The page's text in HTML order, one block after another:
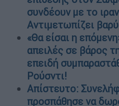
συνδέουν με το
Αντιμετωπίζει
«Θα είσαι η
απειλές σε βάρος
επειδή
Ρούσντι!
Απίστευτο:
προσπάθησε να